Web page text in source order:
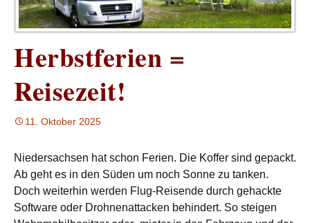
Herbstferien =
Reisezeit!
11. Oktober 2025
Niedersachsen hat schon Ferien. Die Koffer sind gepackt.
Ab geht es in den Süden um noch Sonne zu tanken.
Doch weiterhin werden Flug-Reisende durch gehackte
Software oder Drohnenattacken behindert. So steigen